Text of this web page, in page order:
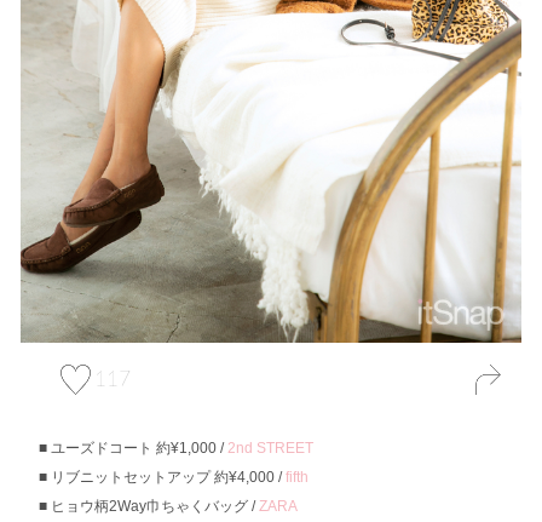
117
ユーズドコート 約¥1,000 /2nd STREET
リブニットセットアップ 約¥4,000 /fifth
ヒョウ柄2Way巾ちゃくバッグ /ZARA